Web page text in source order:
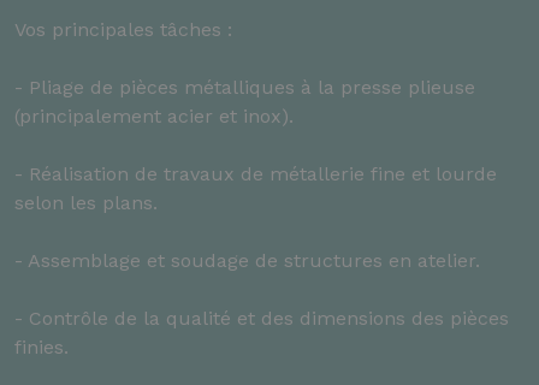
Vos principales tâches :
- Pliage de pièces métalliques à la presse plieuse
(principalement acier et inox).
- Réalisation de travaux de métallerie fine et lourde
selon les plans.
- Assemblage et soudage de structures en atelier.
- Contrôle de la qualité et des dimensions des pièces
finies.